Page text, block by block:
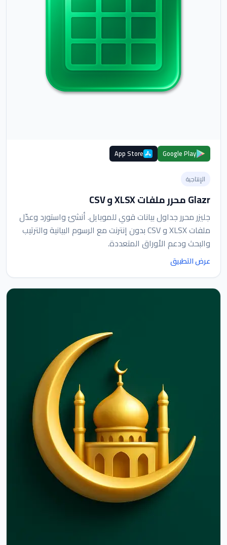
Google Play
App Store
الإنتاجية
Glazr محرر ملفات XLSX و CSV
جليزر محرر جداول بيانات قوي للموبايل. أنشئ واستورد وعدّل
ملفات XLSX و CSV بدون إنترنت مع الرسوم البيانية والترتيب
والبحث ودعم الأوراق المتعددة.
عرض التطبيق